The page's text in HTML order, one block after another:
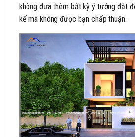
không đưa thêm bất kỳ ý tưởng đắt
kế mà không được bạn chấp thuận.